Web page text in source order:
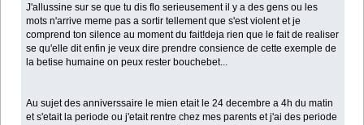
J'allussine sur se que tu dis flo serieusement il y a des gens ou les
mots n'arrive meme pas a sortir tellement que s'est violent et je
comprend ton silence au moment du fait!deja rien que le fait de realiser
se qu'elle dit enfin je veux dire prendre consience de cette exemple de
la betise humaine on peux rester bouchebet...
Au sujet des anniverssaire le mien etait le 24 decembre a 4h du matin
et s'etait la periode ou j'etait rentre chez mes parents et j'ai des periode